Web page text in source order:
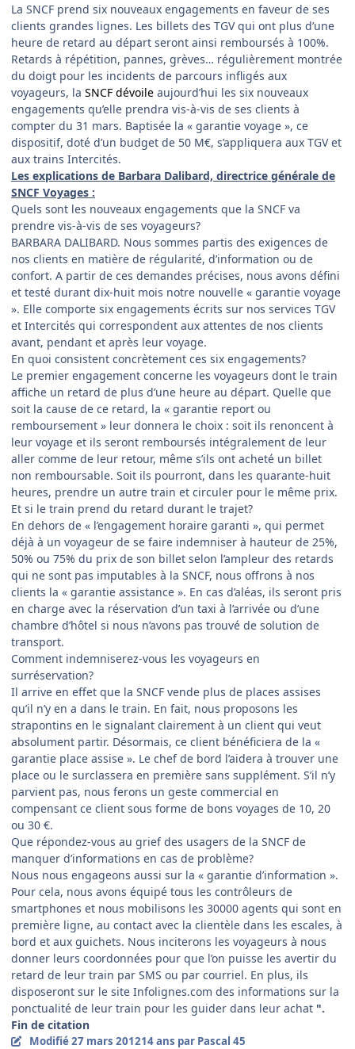
La SNCF prend six nouveaux engagements en faveur de ses
clients grandes lignes. Les billets des TGV qui ont plus d’une
heure de retard au départ seront ainsi remboursés à 100%.
Retards à répétition, pannes, grèves… régulièrement montrée
du doigt pour les incidents de parcours infligés aux
voyageurs, la SNCF dévoile aujourd’hui les six nouveaux
engagements qu’elle prendra vis-à-vis de ses clients à
compter du 31 mars. Baptisée la « garantie voyage », ce
dispositif, doté d’un budget de 50 M€, s’appliquera aux TGV et
aux trains Intercités.
Les explications de Barbara Dalibard, directrice générale de
SNCF Voyages :
Quels sont les nouveaux engagements que la SNCF va
prendre vis-à-vis de ses voyageurs?
BARBARA DALIBARD. Nous sommes partis des exigences de
nos clients en matière de régularité, d’information ou de
confort. A partir de ces demandes précises, nous avons défini
et testé durant dix-huit mois notre nouvelle « garantie voyage
». Elle comporte six engagements écrits sur nos services TGV
et Intercités qui correspondent aux attentes de nos clients
avant, pendant et après leur voyage.
En quoi consistent concrètement ces six engagements?
Le premier engagement concerne les voyageurs dont le train
affiche un retard de plus d’une heure au départ. Quelle que
soit la cause de ce retard, la « garantie report ou
remboursement » leur donnera le choix : soit ils renoncent à
leur voyage et ils seront remboursés intégralement de leur
aller comme de leur retour, même s’ils ont acheté un billet
non remboursable. Soit ils pourront, dans les quarante-huit
heures, prendre un autre train et circuler pour le même prix.
Et si le train prend du retard durant le trajet?
En dehors de « l’engagement horaire garanti », qui permet
déjà à un voyageur de se faire indemniser à hauteur de 25%,
50% ou 75% du prix de son billet selon l’ampleur des retards
qui ne sont pas imputables à la SNCF, nous offrons à nos
clients la « garantie assistance ». En cas d’aléas, ils seront pris
en charge avec la réservation d’un taxi à l’arrivée ou d’une
chambre d’hôtel si nous n’avons pas trouvé de solution de
transport.
Comment indemniserez-vous les voyageurs en
surréservation?
Il arrive en effet que la SNCF vende plus de places assises
qu’il n’y en a dans le train. En fait, nous proposons les
strapontins en le signalant clairement à un client qui veut
absolument partir. Désormais, ce client bénéficiera de la «
garantie place assise ». Le chef de bord l’aidera à trouver une
place ou le surclassera en première sans supplément. S’il n’y
parvient pas, nous ferons un geste commercial en
compensant ce client sous forme de bons voyages de 10, 20
ou 30 €.
Que répondez-vous au grief des usagers de la SNCF de
manquer d’informations en cas de problème?
Nous nous engageons aussi sur la « garantie d’information ».
Pour cela, nous avons équipé tous les contrôleurs de
smartphones et nous mobilisons les 30000 agents qui sont en
première ligne, au contact avec la clientèle dans les escales, à
bord et aux guichets. Nous inciterons les voyageurs à nous
donner leurs coordonnées pour que l’on puisse les avertir du
retard de leur train par SMS ou par courriel. En plus, ils
disposeront sur le site Infolignes.com des informations sur la
ponctualité de leur train pour les guider dans leur achat ".
Fin de citation
Modifié27 mars 201214 ans par Pascal 45